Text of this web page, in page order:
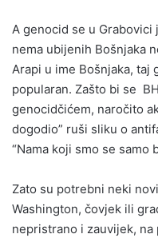
A genocid se u
nema ubijenih Bošnjaka
Arapi u ime Bošnjaka, taj
popularan. Zašto bi se
genocidčićem, naročito
dogodio” ruši sliku o
“Nama koji smo se samo
Zato su potrebni neki
Washington, čovjek ili
nepristrano i zauvijek,